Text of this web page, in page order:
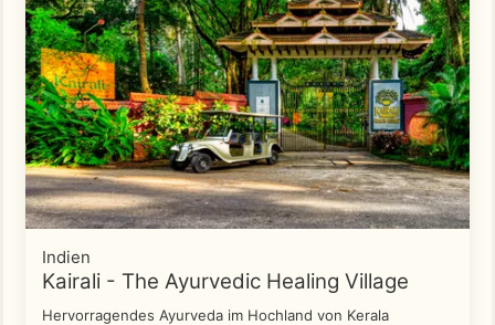
Indien
Kairali - The Ayurvedic Healing Village
Hervorragendes Ayurveda im Hochland von Kerala